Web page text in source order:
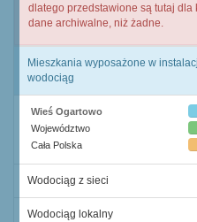
dlatego przedstawione są tutaj
dane archiwalne, niż żadne.
Mieszkania wyposażone w
wodociąg
Wieś Ogartowo
Województwo
Cała Polska
Wodociąg z sieci
Wodociąg lokalny